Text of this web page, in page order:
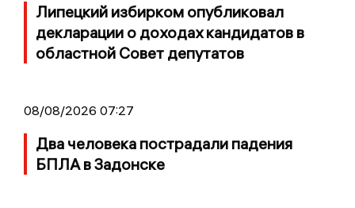
Липецкий избирком опубликовал
декларации о доходах кандидатов в
областной Совет депутатов
08/08/2026 07:27
Два человека пострадали падения
БПЛА в Задонске